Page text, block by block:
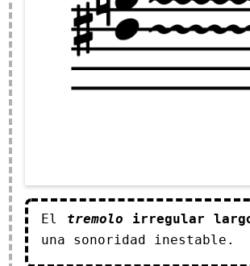
El tremolo irregular
una sonoridad inestable.